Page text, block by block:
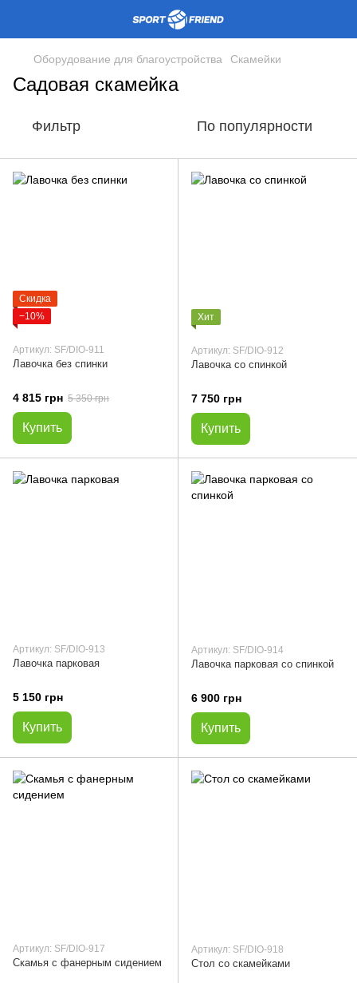
Оборудование для благоустройства Скамейки
Садовая скамейка
Фильтр По популярности
Скидка
−10%
Артикул: SF/DIO-911
Лавочка без спинки
4 815 грн 5 350 грн
Купить
Хит
Артикул: SF/DIO-912
Лавочка со спинкой
7 750 грн
Купить
Артикул: SF/DIO-913
Лавочка парковая
5 150 грн
Купить
Артикул: SF/DIO-914
Лавочка парковая со спинкой
6 900 грн
Купить
Артикул: SF/DIO-917
Скамья с фанерным сидением
Артикул: SF/DIO-918
Стол со скамейками